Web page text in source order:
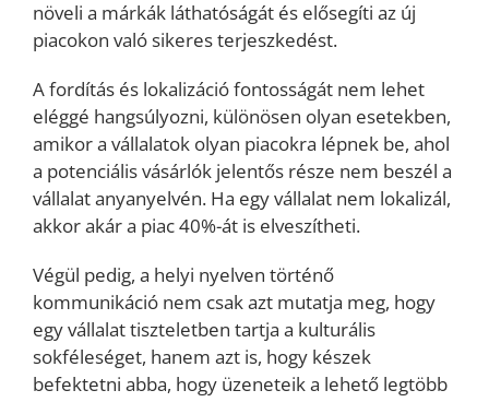
növeli a márkák láthatóságát és elősegíti az új
piacokon való sikeres terjeszkedést.
A fordítás és lokalizáció fontosságát nem lehet
eléggé hangsúlyozni, különösen olyan esetekben,
amikor a vállalatok olyan piacokra lépnek be, ahol
a potenciális vásárlók jelentős része nem beszél a
vállalat anyanyelvén. Ha egy vállalat nem lokalizál,
akkor akár a piac 40%-át is elveszítheti.
Végül pedig, a helyi nyelven történő
kommunikáció nem csak azt mutatja meg, hogy
egy vállalat tiszteletben tartja a kulturális
sokféleséget, hanem azt is, hogy készek
befektetni abba, hogy üzeneteik a lehető legtöbb